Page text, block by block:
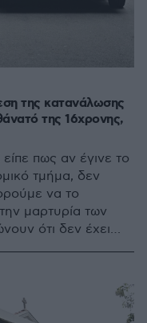
της κατανάλωσης
της 16χρονης,
πως αν έγινε το
τμήμα, δεν
να το
μαρτυρία των
ότι δεν έχει